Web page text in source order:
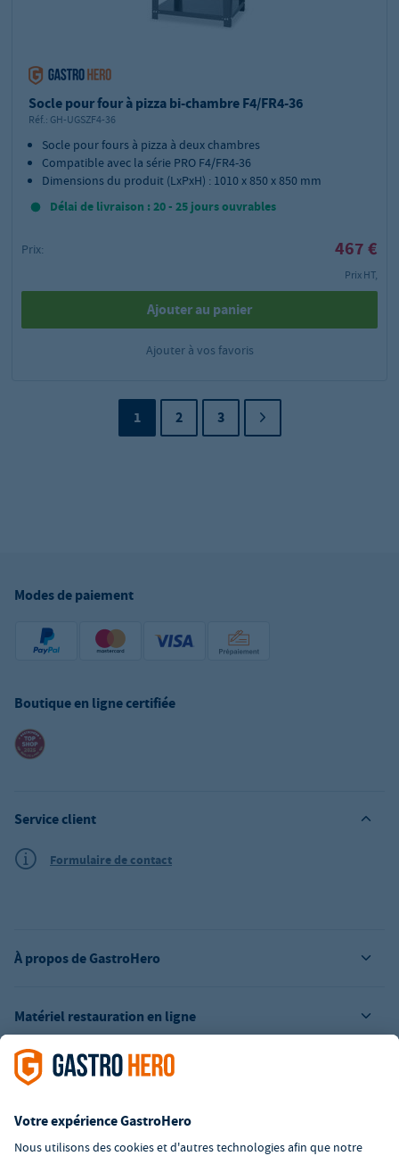
Socle pour four à pizza bi-chambre F4/FR4-36
Réf.: GH-UGSZF4-36
Socle pour fours à pizza à deux chambres
Compatible avec la série PRO F4/FR4-36
Dimensions du produit (LxPxH) : 1010 x 850 x 850 mm
Délai de livraison : 20 - 25 jours ouvrables
Prix: 467 €
Prix HT,
Ajouter au panier
Ajouter à vos favoris
1 2 3
Modes de paiement
Boutique en ligne certifiée
Matériel restauration en ligne
À propos de GastroHero
Service client
Formulaire de contact
L’offre de la société GastroHero est exclusivement destinée aux